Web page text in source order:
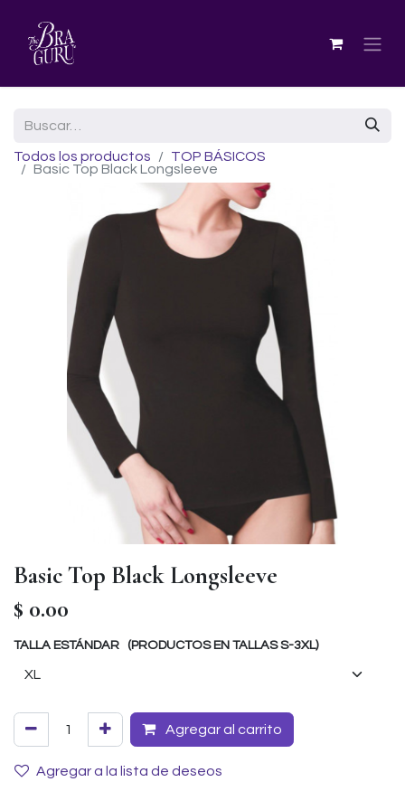
Todos los productos
TOP BÁSICOS
Basic Top Black Longsleeve
Basic Top Black Longsleeve
$ 0.00
TALLA ESTÁNDAR (PRODUCTOS EN TALLAS S-3XL)
Agregar al carrito
Agregar a la lista de deseos